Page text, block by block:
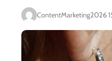
ContentMarketing2026